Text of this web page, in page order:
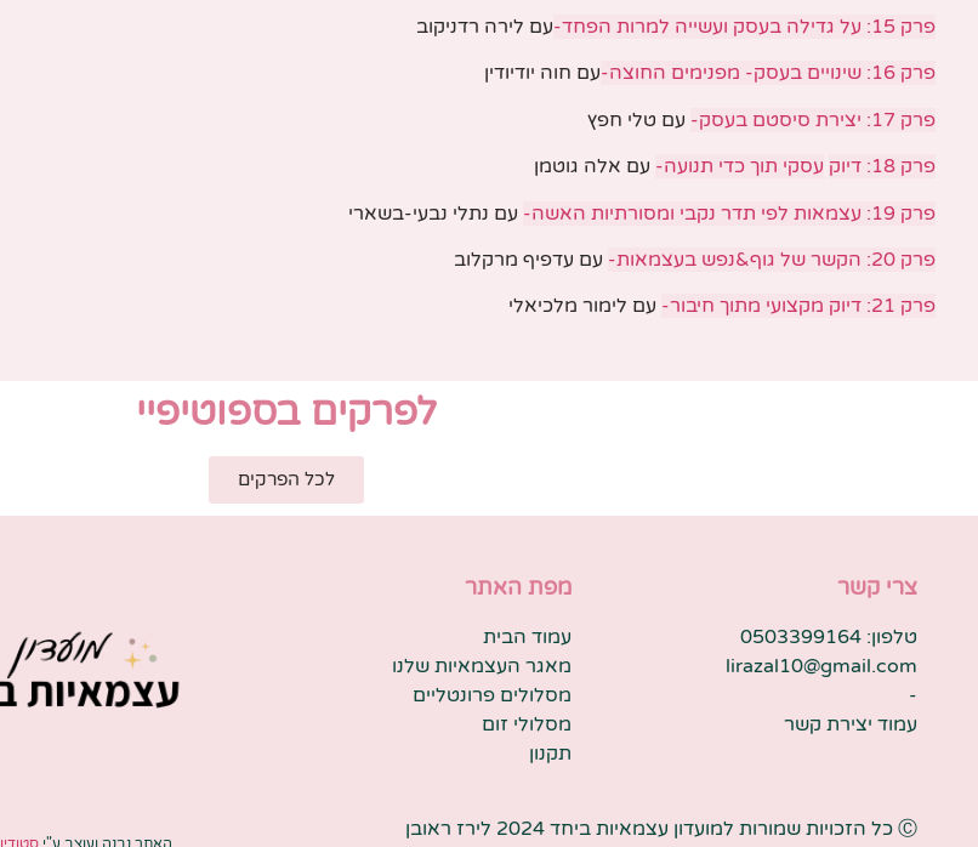
פרק 15: על
גדילה בעסק ועשייה למרות הפחד-עם לירה רדניקוב
פרק 16:
שינויים בעסק- מפנימים החוצה-עם חוה יודיודין
פרק 17:
יצירת סיסטם בעסק- עם טלי חפץ
פרק 18: דיוק
עסקי תוך כדי תנועה- עם אלה גוטמן
פרק 19:
עצמאות לפי תדר נקבי ומסורתיות האשה- עם נתלי נבעי-בשארי
פרק 20:
הקשר של גוף&נפש בעצמאות- עם עדפיף מרקלוב
פרק 21:
דיוק מקצועי מתוך חיבור- עם לימור מלכיאלי
לפרקים בספוטיפיי
לכל הפרקים
צרי קשר
טלפון: 0503399164
lirazal10@gmail.com
-
עמוד יצירת קשר
מפת האתר
עמוד הבית
מאגר העצמאיות שלנו
מסלולים פרונטליים
מסלולי זום
תקנון
Ⓒ כל הזכויות שמורות למועדון עצמאיות ביחד 2024 לירז ראובן
האתר נבנה ועוצב ע"יסטודיו JACOBSON